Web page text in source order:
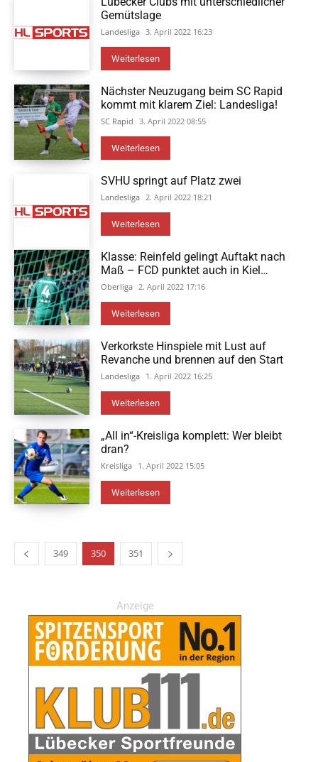
Gemütslage
Landesliga 3. April 2022 16:23
Weiterlesen
Nächster Neuzugang beim SC Rapid
kommt mit klarem Ziel: Landesliga!
SC Rapid 3. April 2022 08:55
Weiterlesen
SVHU springt auf Platz zwei
Landesliga 2. April 2022 18:21
Weiterlesen
Klasse: Reinfeld gelingt Auftakt nach
Maß – FCD punktet auch in Kiel…
Oberliga 2. April 2022 17:16
Weiterlesen
Verkorkste Hinspiele mit Lust auf
Revanche und brennen auf den Start
Landesliga 1. April 2022 16:25
Weiterlesen
„All in“-Kreisliga komplett: Wer bleibt
dran?
Kreisliga 1. April 2022 15:05
Weiterlesen
349 350 351
Anzeige